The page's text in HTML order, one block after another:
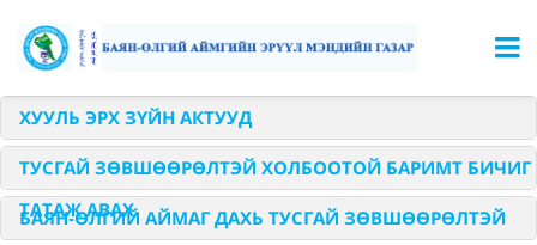
ХУУЛЬ ЭРХ ЗҮЙН АКТУУД
ТУСГАЙ ЗӨВШӨӨРӨЛТЭЙ ХОЛБООТОЙ БАРИМТ БИЧИГ
ТАТАЖ АВАХ
БАЯН-ӨЛГИЙ АЙМАГ ДАХЬ ТУСГАЙ ЗӨВШӨӨРӨЛТЭЙ